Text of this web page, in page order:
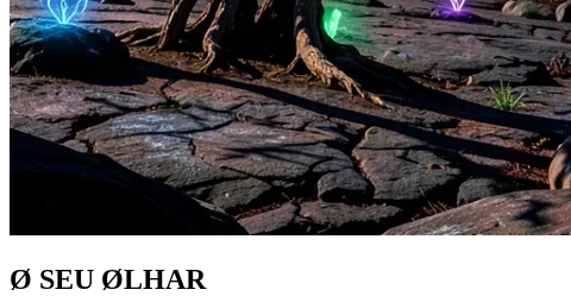
Ø SEU ØLHAR